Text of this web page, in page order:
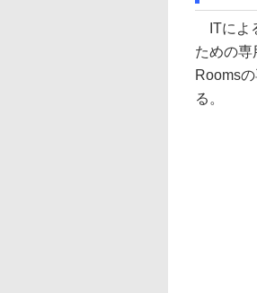
ITによ
ための専
Rooms
る。